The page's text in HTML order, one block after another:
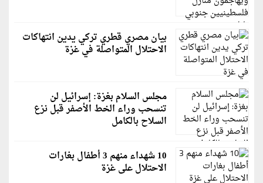
بيان مصري قطري تركي يدين انتهاكات
الاحتلال المتواصلة في غزة
مجلس السلام بغزة: إسرائيل لن
تنسحب وراء الخط الأصفر قبل نزع
السلاح بالكامل
10 شهداء منهم 3 أطفال بغارات
الاحتلال على غزة